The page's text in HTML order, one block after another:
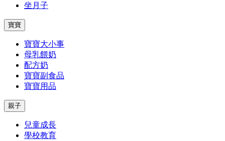
坐月子
寶寶
寶寶大小事
母乳餵奶
配方奶
寶寶副食品
寶寶用品
親子
兒童成長
學校教育